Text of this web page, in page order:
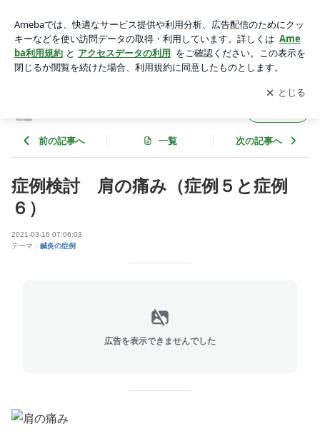
のブログアプリをダウンロードして ブログの更新通知
を受け取りまし
ょう。
開く
前の記事へ 一覧 次の記事へ
症例検討 肩の痛み（症例５と症例
６）
2021-03-16 07:06:03
テーマ： 鍼灸の症例
広告を表示できませんでした